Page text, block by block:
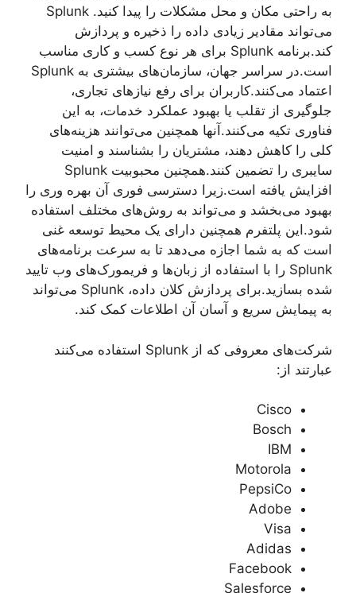
به راحتی مکان و محل مشکلات را پیدا کنید. Splunk
می‌تواند مقادیر زیادی داده را ذخیره و پردازش
کند.برنامه Splunk برای هر نوع کسب و کاری مناسب
است.در سراسر جهان، سازمان‌های بیشتری به Splunk
اعتماد می‌کنند.کاربران برای رفع نیازهای تجاری،
جلوگیری از تقلب یا بهبود عملکرد خدمات، به این
فناوری تکیه می‌کنند.آنها همچنین می‌توانند هزینه‌های
کلی را کاهش دهند، مشتریان را بشناسند و امنیت
سایبری را تضمین کنند.همچنین محبوبیت Splunk
افزایش یافته است.زیرا دسترسی فوری آن بهره وری را
بهبود می‌بخشد و می‌تواند به روش‌های مختلف استفاده
شود.این پلتفرم همچنین دارای یک محیط توسعه غنی
است که به شما اجازه می‌دهد تا به سرعت برنامه‌های
Splunk را با استفاده از زبان‌ها و فریمورک‌های وب تایید
شده بسازید.برای پردازش کلان داده، Splunk می‌تواند
به پیمایش سریع و آسان آن اطلاعات کمک کند.
شرکت‌های معروفی که از Splunk استفاده می‌کنند
عبارتند از:
Cisco
Bosch
IBM
Motorola
PepsiCo
Adobe
Visa
Adidas
Facebook
Salesforce